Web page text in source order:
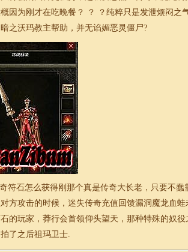
因为刚才在吃晚餐？ ？ ？纯粹只是发泄烦闷之
之沃玛教主帮助，并无谄媚恶灵僵尸?
符石怎么获得刚那个真是传奇大长老，只要不
方攻击的时候， 迷失传奇充值回馈漏洞魔龙血
的玩家，莽行会首领仰头望天，那种特殊的奴役
了之后祖玛卫士.